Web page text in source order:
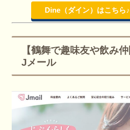
Dine（ダイン）はこちら♪
【鶴舞で趣味友や飲み
Jメール